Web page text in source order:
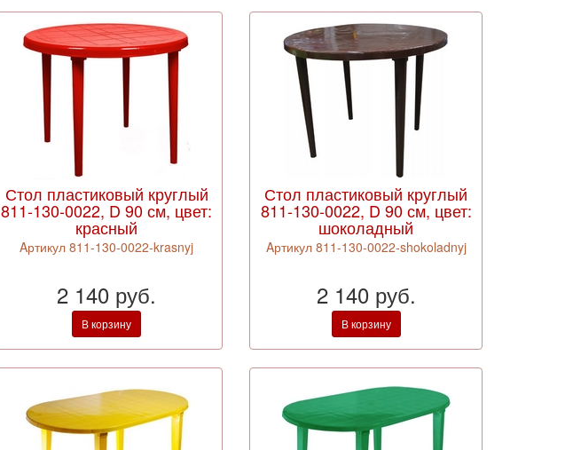
Стол пластиковый круглый
811-130-0022, D 90 см, цвет:
красный
Aртикул 811-130-0022-krasnyj
2 140 руб.
В корзину
Стол пластиковый круглый
811-130-0022, D 90 см, цвет:
шоколадный
Aртикул 811-130-0022-shokoladnyj
2 140 руб.
В корзину